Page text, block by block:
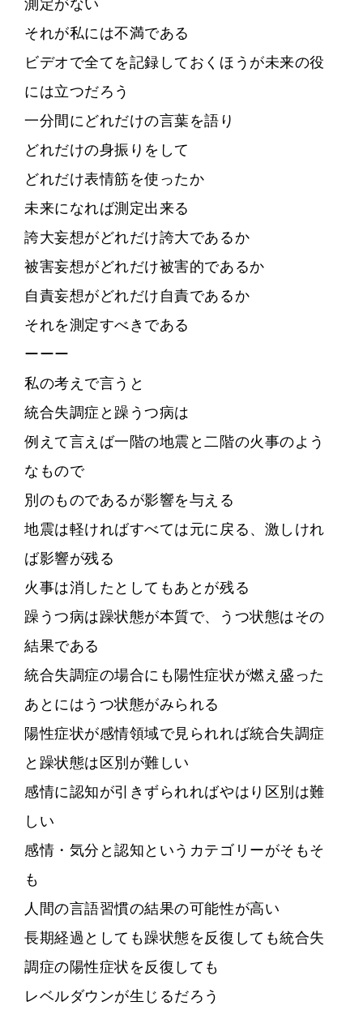
それが私には不満である
ビデオで全てを記録しておくほうが未来の役
には立つだろう
一分間にどれだけの言葉を語り
どれだけの身振りをして
どれだけ表情筋を使ったか
未来になれば測定出来る
誇大妄想がどれだけ誇大であるか
被害妄想がどれだけ被害的であるか
自責妄想がどれだけ自責であるか
それを測定すべきである
ーーー
私の考えで言うと
統合失調症と躁うつ病は
例えて言えば一階の地震と二階の火事のよう
なもので
別のものであるが影響を与える
地震は軽ければすべては元に戻る、激しけれ
ば影響が残る
火事は消したとしてもあとが残る
躁うつ病は躁状態が本質で、うつ状態はその
結果である
統合失調症の場合にも陽性症状が燃え盛った
あとにはうつ状態がみられる
陽性症状が感情領域で見られれば統合失調症
と躁状態は区別が難しい
感情に認知が引きずられればやはり区別は難
しい
感情・気分と認知というカテゴリーがそもそ
も
人間の言語習慣の結果の可能性が高い
長期経過としても躁状態を反復しても統合失
調症の陽性症状を反復しても
レベルダウンが生じるだろう